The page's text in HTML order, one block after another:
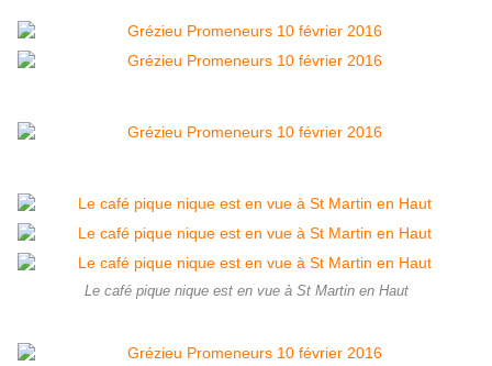
Le café pique nique est en vue à St Martin en Haut